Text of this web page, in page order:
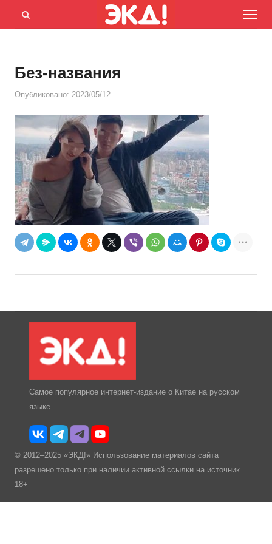
Menu
Открыть
Без-названия
Опубликовано: 2023/05/12
Самое популярное интернет-издание о Китае на русском
языке.
© 2012–2025 «ЭКД!» Использование материалов сайта
разрешено только при наличии активной ссылки на источник.
18+